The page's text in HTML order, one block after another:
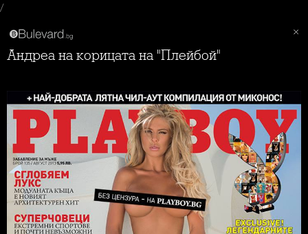
/
Андреа на корицата на "Плейбой"